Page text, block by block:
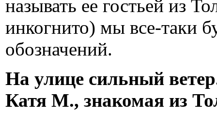
называть ее гостьей из
инкогнито) мы все-таки
обозначений.
На улице сильный
Катя М., знакомая из